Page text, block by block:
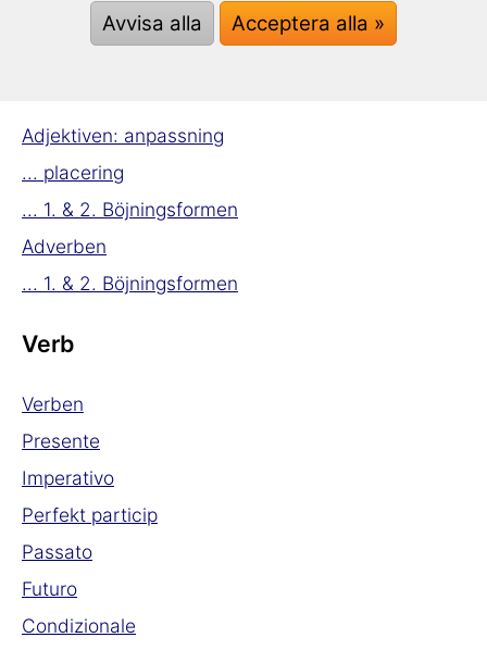
Pluralbildning
Adjektiven: anpassning
... placering
... 1. & 2. Böjningsformen
Adverben
... 1. & 2. Böjningsformen
Verb
Verben
Presente
Imperativo
Perfekt particip
Passato
Futuro
Condizionale
Avvisa alla Acceptera alla »